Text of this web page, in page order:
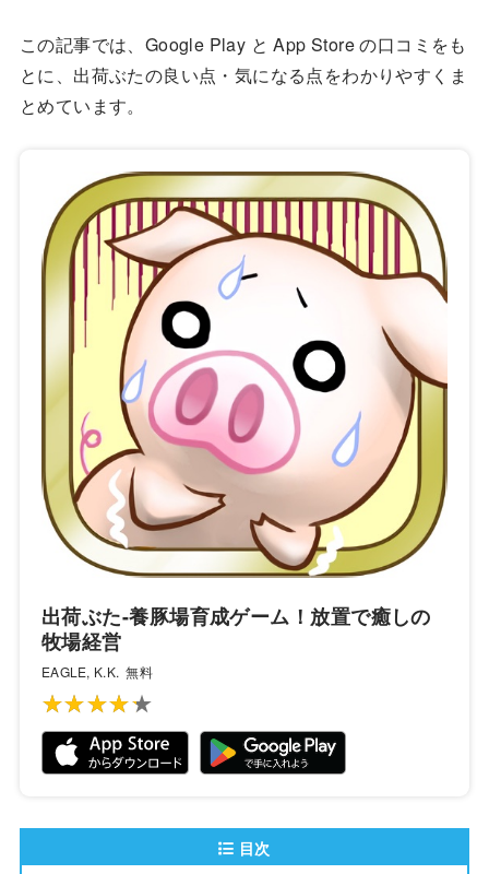
この記事では、Google Play と App Store の口コミをも
とに、出荷ぶたの良い点・気になる点をわかりやすくま
とめています。
出荷ぶた-養豚場育成ゲーム！放置で癒しの
牧場経営
EAGLE, K.K. 無料
★★★★★
★★★★★
目次